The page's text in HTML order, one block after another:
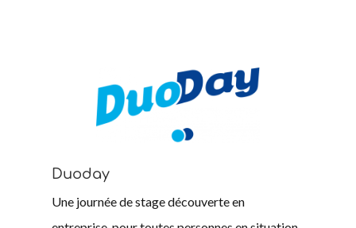
Duoday
Une journée de stage découverte en